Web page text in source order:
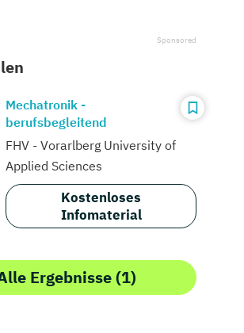
Mechatronik -
berufsbegleitend
FHV - Vorarlberg University of
Applied Sciences
Kostenloses
Infomaterial
Ergebnisse (1)